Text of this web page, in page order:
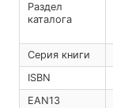
Раздел
каталога
Серия книги
ISBN
EAN13